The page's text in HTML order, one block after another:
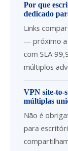
Por que
dedicado
Links
— próximo a
com SLA
múltiplos
VPN site-to-
múltiplas
Não é
para